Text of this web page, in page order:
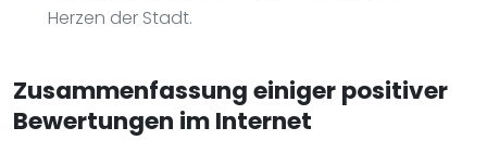
Herzen der Stadt.
Zusammenfassung einiger positiver
Bewertungen im Internet